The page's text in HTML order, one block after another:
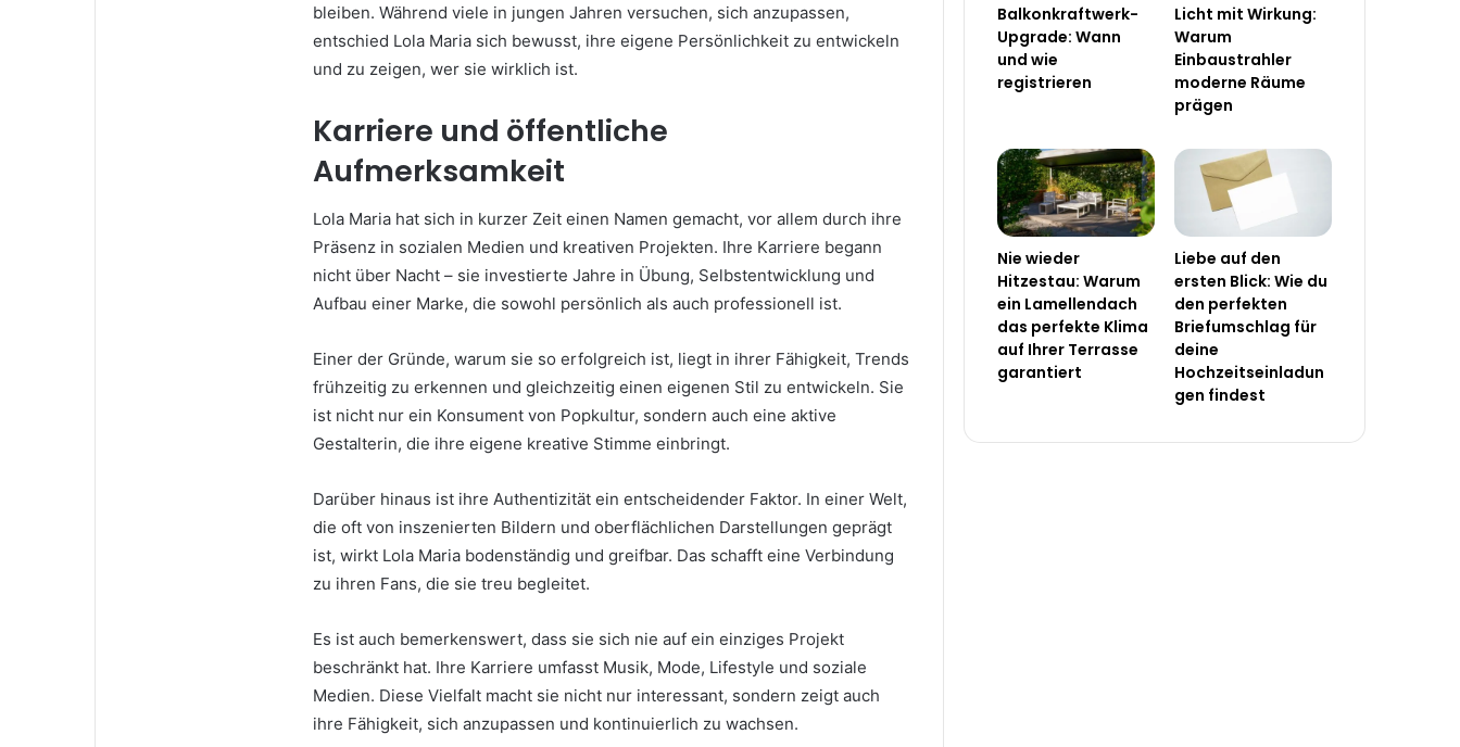
bleiben. Während viele in jungen Jahren versuchen, sich anzupassen,
entschied Lola Maria sich bewusst, ihre eigene Persönlichkeit zu entwickeln
und zu zeigen, wer sie wirklich ist.
Karriere und öffentliche
Aufmerksamkeit
Lola Maria hat sich in kurzer Zeit einen Namen gemacht, vor allem durch ihre
Präsenz in sozialen Medien und kreativen Projekten. Ihre Karriere begann
nicht über Nacht – sie investierte Jahre in Übung, Selbstentwicklung und
Aufbau einer Marke, die sowohl persönlich als auch professionell ist.
Einer der Gründe, warum sie so erfolgreich ist, liegt in ihrer Fähigkeit, Trends
frühzeitig zu erkennen und gleichzeitig einen eigenen Stil zu entwickeln. Sie
ist nicht nur ein Konsument von Popkultur, sondern auch eine aktive
Gestalterin, die ihre eigene kreative Stimme einbringt.
Darüber hinaus ist ihre Authentizität ein entscheidender Faktor. In einer Welt,
die oft von inszenierten Bildern und oberflächlichen Darstellungen geprägt
ist, wirkt Lola Maria bodenständig und greifbar. Das schafft eine Verbindung
zu ihren Fans, die sie treu begleitet.
Es ist auch bemerkenswert, dass sie sich nie auf ein einziges Projekt
beschränkt hat. Ihre Karriere umfasst Musik, Mode, Lifestyle und soziale
Medien. Diese Vielfalt macht sie nicht nur interessant, sondern zeigt auch
ihre Fähigkeit, sich anzupassen und kontinuierlich zu wachsen.
Balkonkraftwerk-
Upgrade: Wann
und wie
registrieren
Licht mit Wirkung:
Warum
Einbaustrahler
moderne Räume
prägen
Nie wieder
Hitzestau: Warum
ein Lamellendach
das perfekte Klima
auf Ihrer Terrasse
garantiert
Liebe auf den
ersten Blick: Wie du
den perfekten
Briefumschlag für
deine
Hochzeitseinladun
gen findest